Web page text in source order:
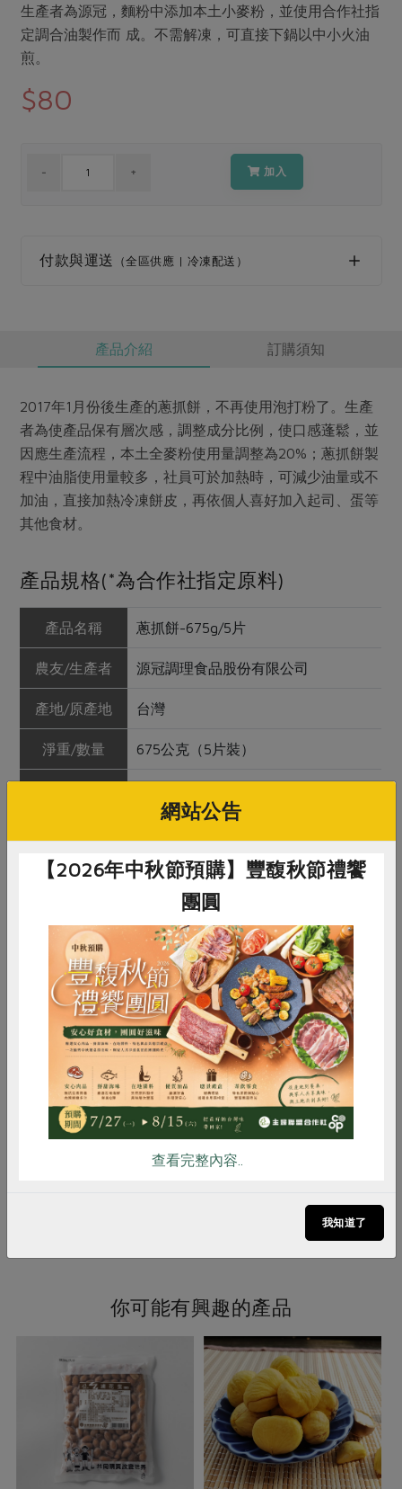
美妝保養 個人清潔
家庭清潔
日用品
最新產品
素食專區
主題食譜
年菜食譜
2024農業發展計畫年度報告
更多議題活動
更多議題
綠主張月刊
社務專區
選舉專區
地區活動
生產者為源冠，麵粉中添加本土小麥粉，並使用合作社指
定調合油製作而 成。不需解凍，可直接下鍋以中小火油
煎。
$80
加入
付款與運送 （全區供應 | 冷凍配送）
產品介紹 訂購須知
2017年1月份後生產的蔥抓餅，不再使用泡打粉了。生產
者為使產品保有層次感，調整成分比例，使口感蓬鬆，並
因應生產流程，本土全麥粉使用量調整為20%；蔥抓餅製
程中油脂使用量較多，社員可於加熱時，可減少油量或不
加油，直接加熱冷凍餅皮，再依個人喜好加入起司、蛋等
其他食材。
產品規格(*為合作社指定原料)
產品名稱 蔥抓餅-675g/5片
農友/生產者 源冠調理食品股份有限公司
產地/原產地 台灣
淨重/數量 675公克（5片裝）
油、芝麻、調合油*(葵花油、冷壓花
白胡椒粉、蒜頭、紅蔥頭、食鹽
冷凍未開封可保存1年
產品說明
使用合作社指定原料(以*表示)製作，
麵粉中使用約20%本土全麥粉，本產
品須經完全加熱方可食用。
調理方式
1. 鍋中倒油加熱後，將冷凍餅皮(不須
解凍)平鋪以中小火油煎，每面約煎至
2~3分鐘，反覆翻面讓餅皮膨脹，待
餅皮轉為金黃色 2. 待完全熟透後，使
用鍋鏟或筷子將餅皮兩側往內擠壓拍
花生及其製品，對其過敏者請勿食用
你可能有興趣的產品
惜食 RPET 食譜 減硝酸鹽
雞蛋 食安 共同購買
網站公告
【2026年中秋節預購】豐馥秋節禮饗
團圓
查看完整內容..
我知道了